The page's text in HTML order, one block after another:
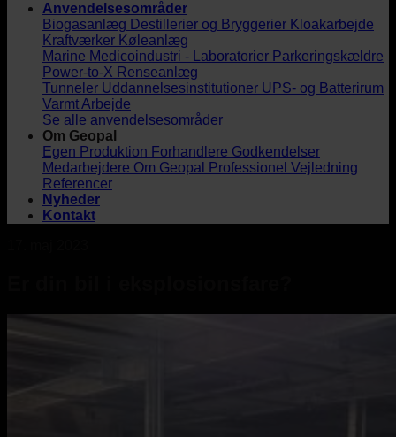
Anvendelsesområder
Biogasanlæg Destillerier og Bryggerier Kloakarbejde
Kraftværker Køleanlæg
Marine Medicoindustri - Laboratorier Parkeringskældre
Power-to-X Renseanlæg
Tunneler Uddannelsesinstitutioner UPS- og Batterirum
Varmt Arbejde
Se alle anvendelsesområder
Om Geopal
Egen Produktion Forhandlere Godkendelser
Medarbejdere Om Geopal
Professionel Vejledning
Referencer
Nyheder
Kontakt